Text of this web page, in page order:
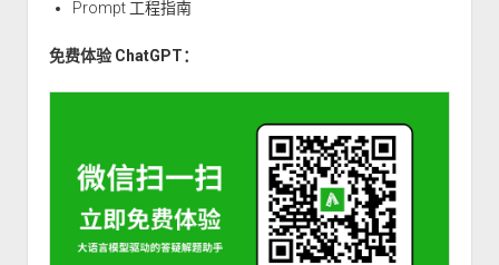
量
Prompt 工程指南
免费体验 ChatGPT：